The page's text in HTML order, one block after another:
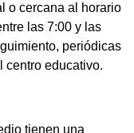
o cercana al horario
las 7:00 y las
periódicas
centro educativo.
tienen una